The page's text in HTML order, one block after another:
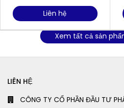
Liên hệ
Xem tất cả sản
LIÊN HỆ
CÔNG TY CỔ PHẦN ĐẦU TƯ